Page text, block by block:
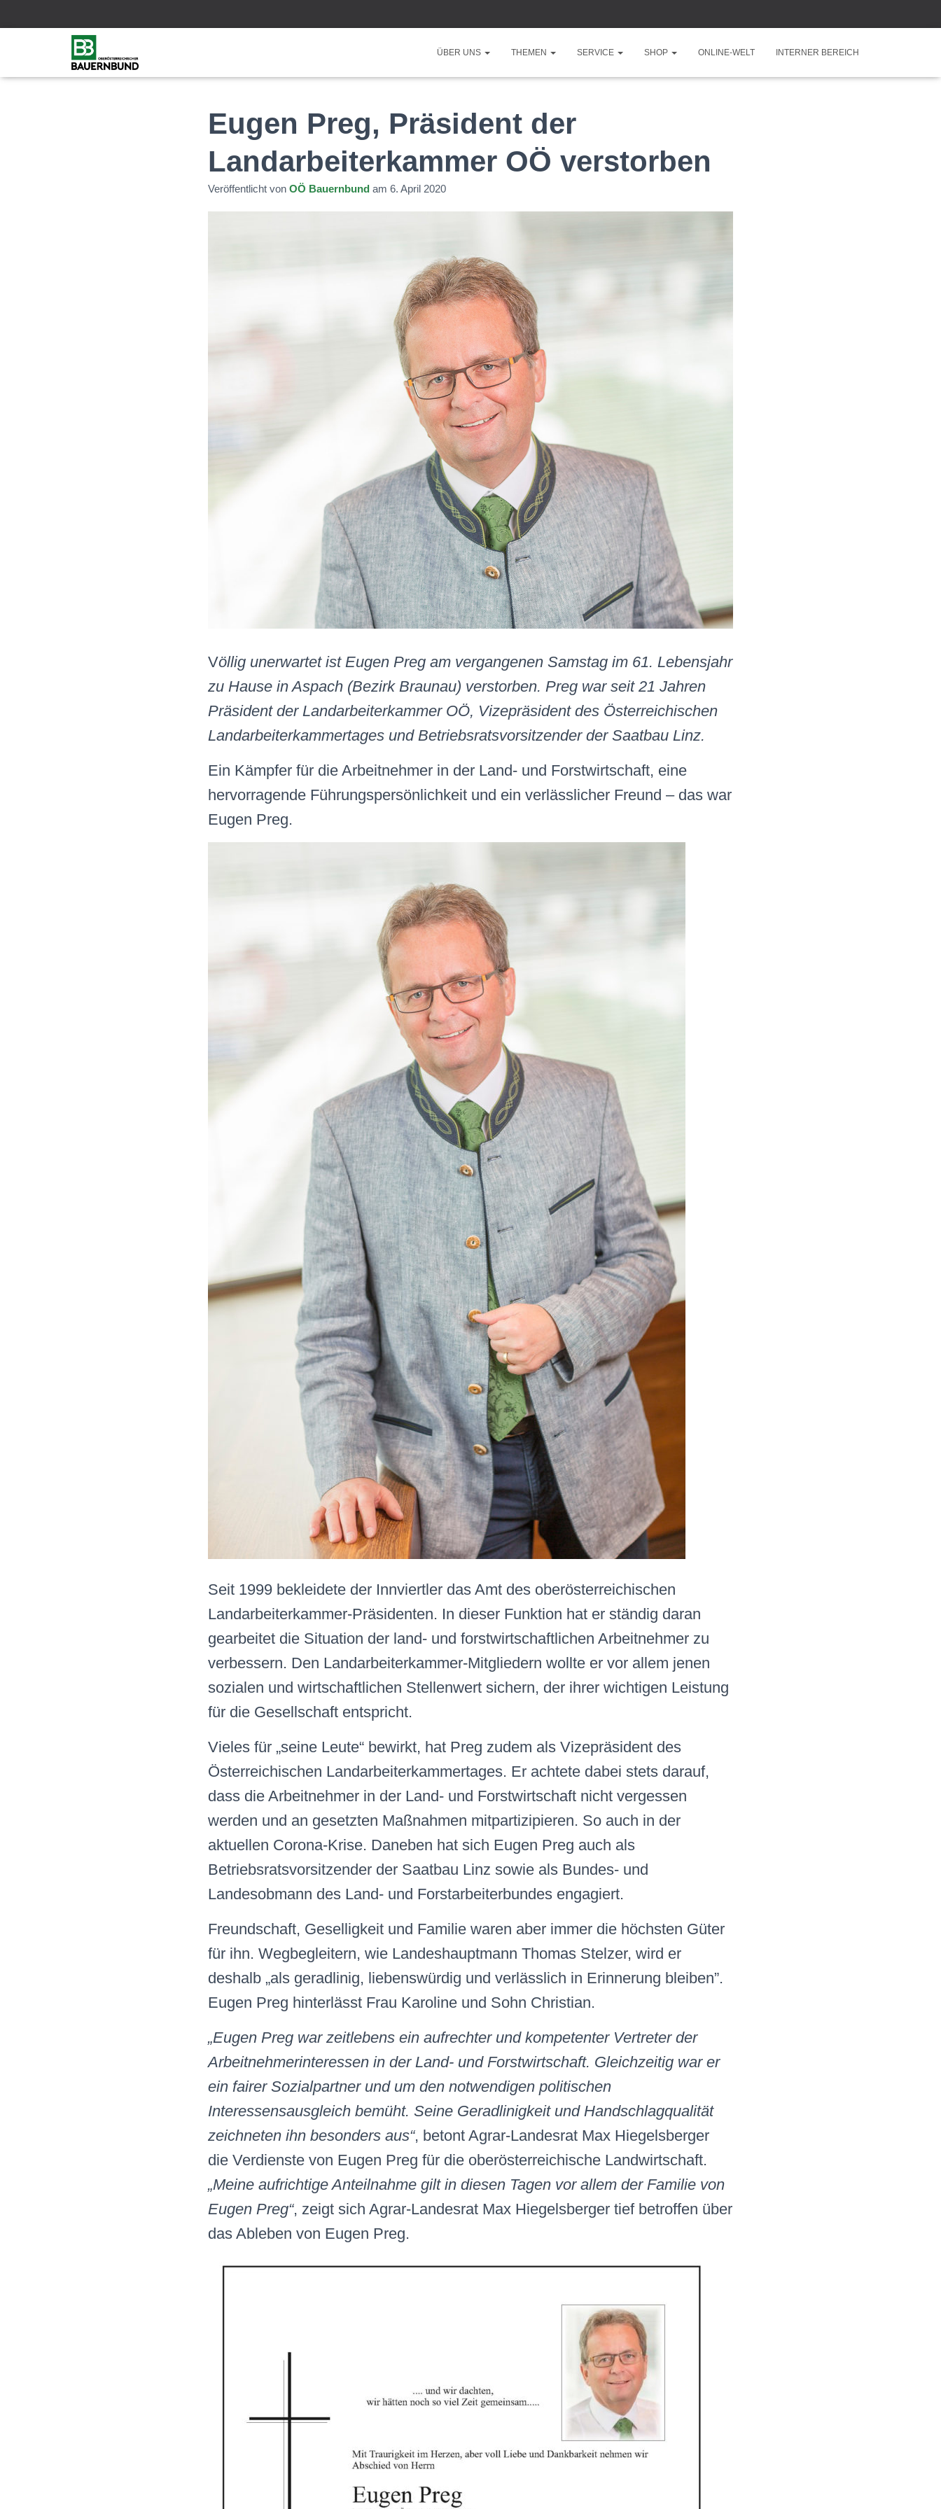
ÜBER UNS THEMEN SERVICE SHOP ONLINE-WELT INTERNER BEREICH
Eugen Preg, Präsident der
Landarbeiterkammer OÖ verstorben
Veröffentlicht von OÖ Bauernbund am 6. April 2020
Völlig unerwartet ist Eugen Preg am vergangenen Samstag im 61. Lebensjahr
zu Hause in Aspach (Bezirk Braunau) verstorben. Preg war seit 21 Jahren
Präsident der Landarbeiterkammer OÖ, Vizepräsident des Österreichischen
Landarbeiterkammertages und Betriebsratsvorsitzender der Saatbau Linz.
Ein Kämpfer für die Arbeitnehmer in der Land- und Forstwirtschaft, eine
hervorragende Führungspersönlichkeit und ein verlässlicher Freund – das war
Eugen Preg.
Seit 1999 bekleidete der Innviertler das Amt des oberösterreichischen
Landarbeiterkammer-Präsidenten. In dieser Funktion hat er ständig daran
gearbeitet die Situation der land- und forstwirtschaftlichen Arbeitnehmer zu
verbessern. Den Landarbeiterkammer-Mitgliedern wollte er vor allem jenen
sozialen und wirtschaftlichen Stellenwert sichern, der ihrer wichtigen Leistung
für die Gesellschaft entspricht.
Vieles für „seine Leute“ bewirkt, hat Preg zudem als Vizepräsident des
Österreichischen Landarbeiterkammertages. Er achtete dabei stets darauf,
dass die Arbeitnehmer in der Land- und Forstwirtschaft nicht vergessen
werden und an gesetzten Maßnahmen mitpartizipieren. So auch in der
aktuellen Corona-Krise. Daneben hat sich Eugen Preg auch als
Betriebsratsvorsitzender der Saatbau Linz sowie als Bundes- und
Landesobmann des Land- und Forstarbeiterbundes engagiert.
Freundschaft, Geselligkeit und Familie waren aber immer die höchsten Güter
für ihn. Wegbegleitern, wie Landeshauptmann Thomas Stelzer, wird er
deshalb „als geradlinig, liebenswürdig und verlässlich in Erinnerung bleiben”.
Eugen Preg hinterlässt Frau Karoline und Sohn Christian.
„Eugen Preg war zeitlebens ein aufrechter und kompetenter Vertreter der
Arbeitnehmerinteressen in der Land- und Forstwirtschaft. Gleichzeitig war er
ein fairer Sozialpartner und um den notwendigen politischen
Interessensausgleich bemüht. Seine Geradlinigkeit und Handschlagqualität
zeichneten ihn besonders aus“, betont Agrar-Landesrat Max Hiegelsberger
die Verdienste von Eugen Preg für die oberösterreichische Landwirtschaft.
„Meine aufrichtige Anteilnahme gilt in diesen Tagen vor allem der Familie von
Eugen Preg“, zeigt sich Agrar-Landesrat Max Hiegelsberger tief betroffen über
das Ableben von Eugen Preg.